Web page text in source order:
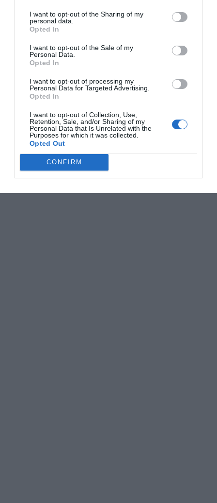
I want to opt-out of the Sharing of my
personal data.
Opted In
I want to opt-out of the Sale of my
Personal Data.
Opted In
I want to opt-out of processing my
Personal Data for Targeted Advertising.
Opted In
I want to opt-out of Collection, Use,
Retention, Sale, and/or Sharing of my
Personal Data that Is Unrelated with the
Purposes for which it was collected.
Opted Out
CONFIRM